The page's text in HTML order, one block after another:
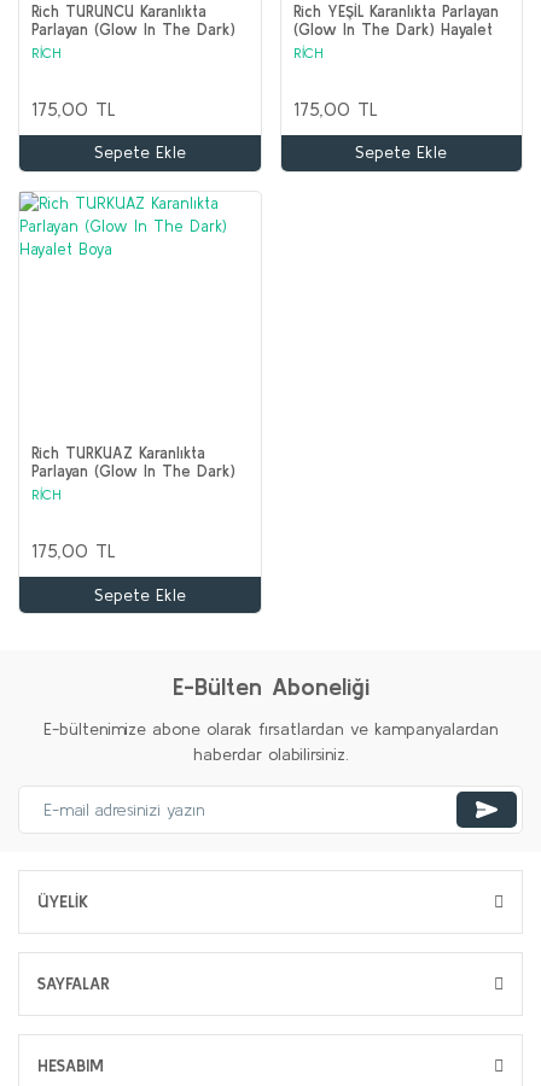
Rich TURUNCU Karanlıkta
Parlayan (Glow In The Dark)
Hayalet Boya
RİCH
175,00 TL
Sepete Ekle
Rich YEŞİL Karanlıkta Parlayan
(Glow In The Dark) Hayalet
Boya
RİCH
175,00 TL
Sepete Ekle
Rich TURKUAZ Karanlıkta
Parlayan (Glow In The Dark)
Hayalet Boya
RİCH
175,00 TL
Sepete Ekle
E-Bülten Aboneliği
E-bültenimize abone olarak fırsatlardan ve kampanyalardan
haberdar olabilirsiniz.
ÜYELİK
SAYFALAR
HESABIM